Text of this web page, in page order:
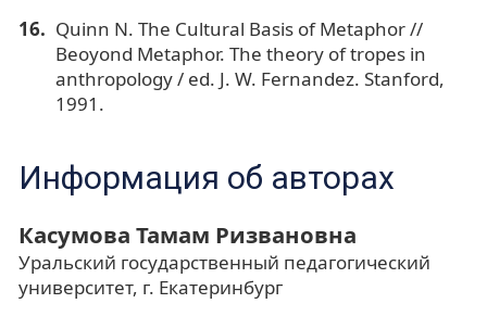
Quinn N. The Cultural Basis of Metaphor //
Beoyond Metaphor. The theory of tropes in
anthropology / ed. J. W. Fernandez. Stanford,
1991.
Информация об авторах
Касумова Тамам Ризвановна
Уральский государственный педагогический
университет, г. Екатеринбург